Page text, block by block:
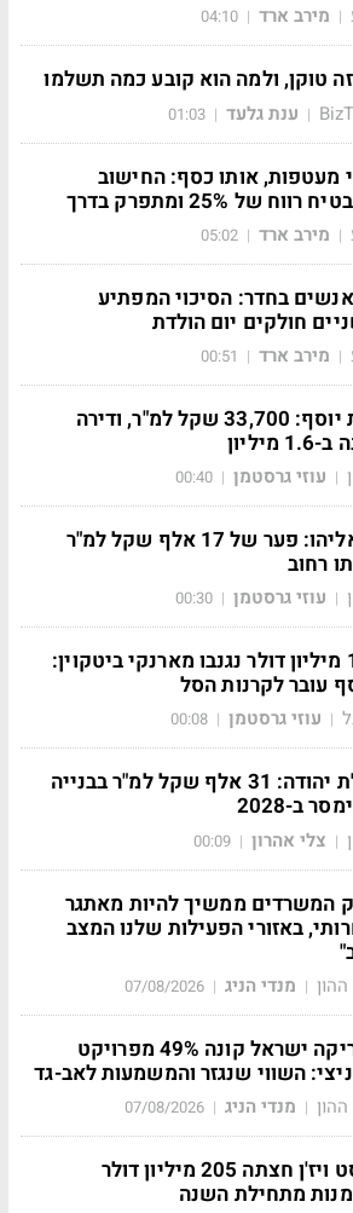
| מירב ארד |
04:10
טוקן, ולמה הוא קובע כמה תשלמו
| ענת גלעד |
01:03
מעטפות, אותו כסף: החישוב
של 25% ומתפרק בדרך
| מירב ארד |
05:02
23 אנשים בחדר: הסיכוי המפתיע
חולקים יום הולדת
| מירב ארד |
00:51
רמת יוסף: 33,700 שקל למ"ר, ודירה
מיליון
| עוזי גרסטמן |
00:40
יד אליהו: פער של 17 אלף שקל למ"ר
רחוב
| עוזי גרסטמן |
00:30
116 מיליון דולר נגנבו מארנקי ביטקוין:
עובר לקרנות הסל
| עוזי גרסטמן |
00:08
נחלת יהודה: 31 אלף שקל למ"ר בבנייה
ב-2028
| צלי אהרון |
00:09
המשרדים ממשיך להיות מאתגר
באזורי הפעילות שלנו המצב
| מנדי הניג |
07/08/2026
אמריקה ישראל קונה 49% מפרויקט
השווי שנגזר והמשמעות לאב-גד
| מנדי הניג |
07/08/2026
נקסט ויז'ן חצתה 205 מיליון דולר
מתחילת השנה